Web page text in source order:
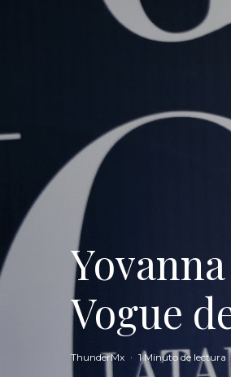
Vogue
ThunderMx · 1 Minuto de lectura